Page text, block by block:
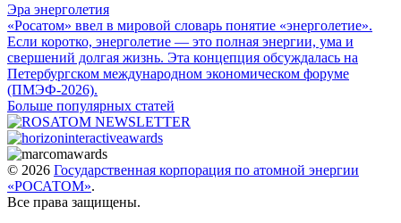
Эра энерголетия
«Росатом» ввел в мировой словарь понятие «энерголетие».
Если коротко, энерголетие — это полная энергии, ума и
свершений долгая жизнь. Эта концепция обсуждалась на
Петербургском международном экономическом форуме
(ПМЭФ-2026).
Больше популярных статей
© 2026 Государственная корпорация по атомной энергии
«РОСАТОМ».
Все права защищены.